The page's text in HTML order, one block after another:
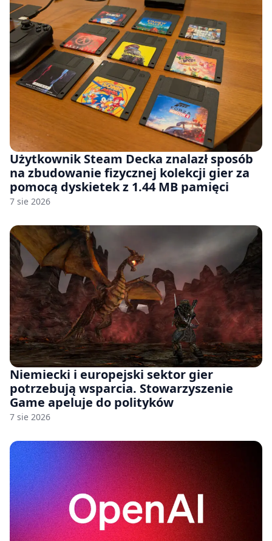
Użytkownik Steam Decka znalazł sposób
na zbudowanie fizycznej kolekcji gier za
pomocą dyskietek z 1.44 MB pamięci
7 sie 2026
Niemiecki i europejski sektor gier
potrzebują wsparcia. Stowarzyszenie
Game apeluje do polityków
7 sie 2026